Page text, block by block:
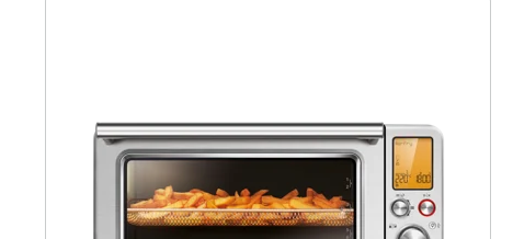
the Smart Oven™ Air Fryer XL